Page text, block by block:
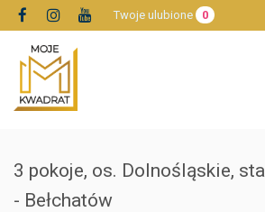
Twoje ulubione 0
3 pokoje, os. Dolnośląskie,
- Bełchatów